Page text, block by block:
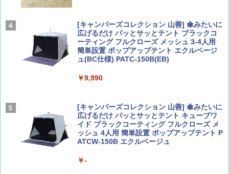
AIRLINE（エアライン）2026年9月号【特
集】ボーイング110周年を祝して！
￥1,760
A26 地球の歩き方 チェコ ポーランド スロヴ
ァキア 2026～2027 地球の歩き方A ヨーロッ
[キャンパーズコレクション 山善] 傘みたいに
広げるだけ パッとサッとテント ブラックコ
ーティング フルクローズ メッシュ 3-4人用
簡単設置 ポップアップテント エクルベージ
ュ(BC仕様) PATC-150B(EB)
￥9,990
[キャンパーズコレクション 山善] 傘みたいに
広げるだけ パッとサッとテント キューブワ
イド ブラックコーティング フルクローズ メ
ッシュ 4人用 簡単設置 ポップアップテント P
ATCW-150B エクルベージュ
￥-